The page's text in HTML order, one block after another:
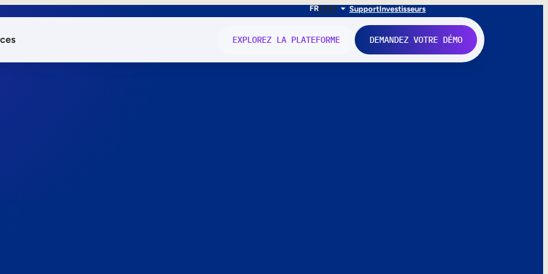
FRENIT SupportInvestisseurs
EXPLOREZ LA PLATEFORME DEMANDEZ VOTRE DÉMO